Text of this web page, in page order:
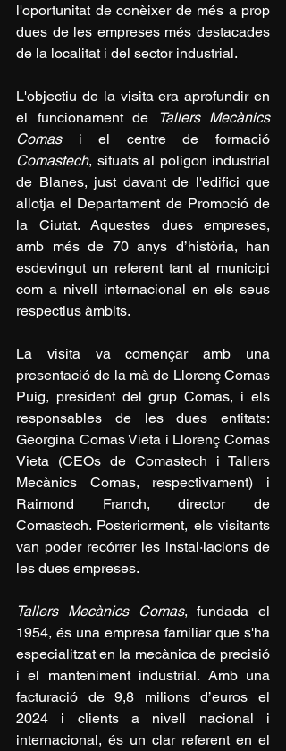
l'oportunitat de conèixer de més a prop
dues de les empreses més destacades
de la localitat i del sector industrial.
L'objectiu de la visita era aprofundir en
el funcionament de
Tallers Mecànics
Comas
Comastech, situats al polígon industrial
de Blanes, just davant de l'edifici que
allotja el Departament de Promoció de
la Ciutat. Aquestes dues empreses,
amb més de 70 anys d’història, han
esdevingut un referent tant al municipi
com a nivell internacional en els seus
respectius àmbits.
La visita va començar amb una
presentació de la mà de Llorenç Comas
Puig, president del grup Comas, i els
responsables de les dues entitats:
Georgina Comas Vieta i Llorenç Comas
Vieta (CEOs de Comastech i Tallers
Mecànics Comas, respectivament) i
Raimond Franch, director de
Comastech. Posteriorment, els visitants
van poder recórrer les instal·lacions de
les dues empreses.
Tallers Mecànics Comas, fundada el
1954, és una empresa familiar que s'ha
especialitzat en la mecànica de precisió
i el manteniment industrial. Amb una
facturació de 9,8 milions d’euros el
2024 i clients a nivell nacional i
internacional, és un clar referent en el